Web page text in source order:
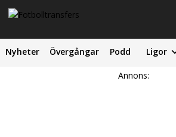
Nyheter Övergångar Podd Ligor
Annons: